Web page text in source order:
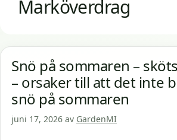
Marköverdrag
Snö på sommaren –
– orsaker till att det inte
snö på sommaren
juni 17, 2026 av GardenMI